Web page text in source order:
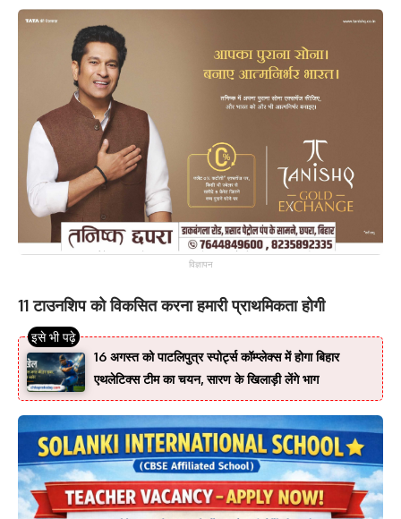
विज्ञापन
11 टाउनशिप को विकसित करना हमारी प्राथमिकता होगी
16 अगस्त को पाटलिपुत्र स्पोर्ट्स कॉम्प्लेक्स में होगा बिहार
एथलेटिक्स टीम का चयन, सारण के खिलाड़ी लेंगे भाग